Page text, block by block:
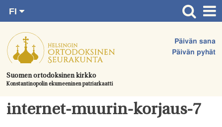
suoraan
sisältöön.
Suomen ortodoksinen kirkko
Konstantinopolin ekumeeninen patriarkaatti
Päivän sana
Päivän pyhät
FI
SV
EN
UA
Etusivu
Ajankohtaista
Juhlat & toimitukset
Kirkot
internet-muurin-korjaus-7